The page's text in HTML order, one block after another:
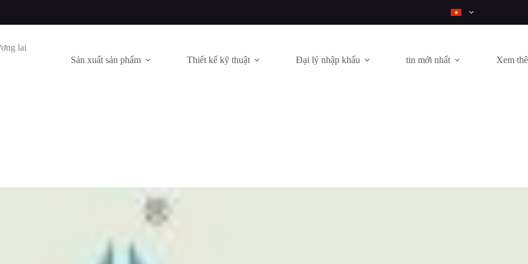
lai
Sản xuất sản phẩm Thiết kế kỹ thuật Đại lý nhập khẩu tin mới nhất Xem